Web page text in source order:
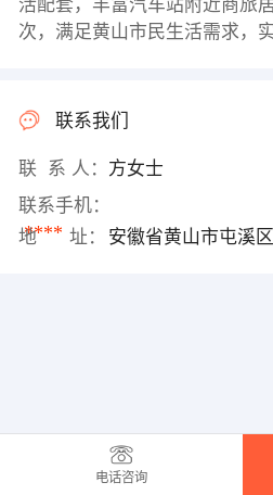
活配套，丰富汽车站附近商旅
次，满足黄山市民生活需求，
联系我们
联 系 人： 方女士
联系手机：
****
地 址： 安徽省黄山市屯溪
电话咨询